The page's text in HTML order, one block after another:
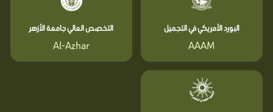
البورد الأمريكي في التجميل
AAAM
التخصص العالي جامعة الأزهر
Al-Azhar